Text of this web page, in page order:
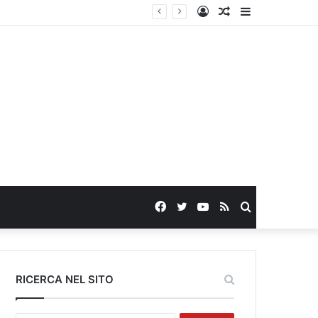
Random
Log
Search
for
RSS
YouTube
Twitter
Facebook
RICERCA NEL SITO